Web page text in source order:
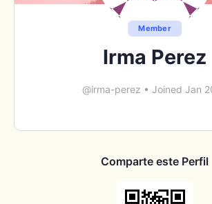
Member
Irma Perez
@irma-perez • Joined Jan
Comparte este Perfil